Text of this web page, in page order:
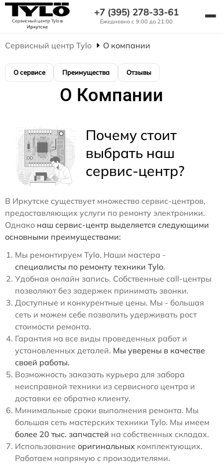
Сервисный центр Tyloв
Иркутске
+7 (395) 278-33-61
Ежедневно с 9:00 до 21:00
Сервисный центр Tylo О компании
О сервисе Преимущества Отзывы
О Компании
Почему стоит
выбрать наш
сервис-центр?
В Иркутске существует множество сервис-центров,
предоставляющих услуги по ремонту электроники.
Однако наш сервис-центр выделяется следующими
основными преимуществами:
Мы ремонтируем Tylo. Наши мастера -
специалисты по ремонту техники Tylo.
Удобная онлайн запись. Собственные call-центры
позволяют без задержек принимать звонки.
Доступные и конкурентные цены. Мы - большая
сеть и можем себе позволить удерживать рост
стоимости ремонта.
Гарантия на все виды проведенных работ и
установленных деталей. Мы уверены в качестве
своей работы.
Возможность заказать курьера для забора
неисправной техники из сервисного центра и
доставки ее обратно клиенту.
Минимальные сроки выполнения ремонта. Мы
большая сеть мастерских техники Tylo. Мы имеем
более 20 тыс. запчастей на собственных складах.
Использование оригинальных комплектующих.
Работаем напрямую с произодителями.